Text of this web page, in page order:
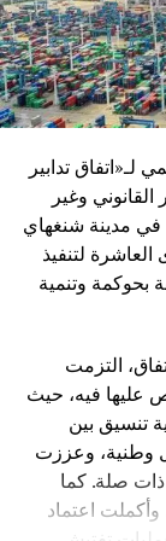
للمبادرة، حيث
الهيمنة، موضحاً
طويلة الأمد
تقديم نموذج
بدل
مجموعة من
الشفافية
لـ«اتفاق تدابير
وغير
5 يونيو، أُقيمت في مدينة شنغهاي
العاشرة لتنفيذ
بحوكمة وتنمية
التزمت
عليها فيه، حيث
تنسيق بين
وطنية، وعززت
ذات صلة. كما
اعتماد